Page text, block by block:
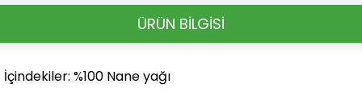
ÜRÜN BİLGİSİ
İçindekiler: %100 Nane yağı